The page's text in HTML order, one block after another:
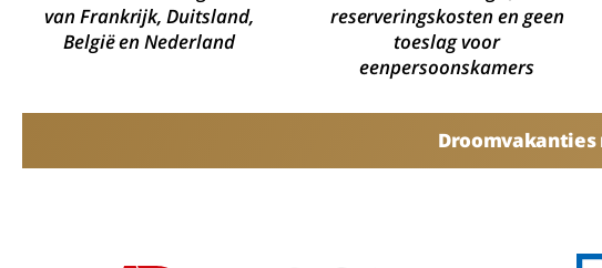
van Frankrijk, Duitsland,
België en Nederland
reserveringskosten en geen
toeslag voor
eenpersoonskamers